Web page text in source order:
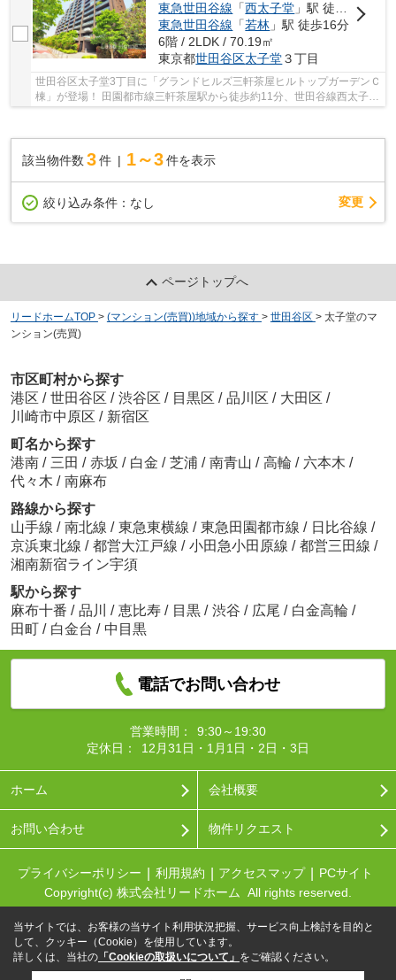
東急世田谷線 「西太子堂 」駅 徒歩13分
東急世田谷線 「若林 」駅 徒歩16分
6階 / 2LDK / 70.19㎡
東京都世田谷区太子堂３丁目
世田谷区太子堂3丁目に「グランドヒルズ三軒茶屋ヒルトップガーデンＣ
棟」が登場！ 田園都市線三軒茶屋駅から徒歩約11分、世田谷線西太子堂
該当物件数 3件 1～3 件を表示
絞り込み条件： なし 変更
ページトップへ
リードホームTOP > (マンション(売買))地域から探す > 世田谷区 > 太子堂のマ
ンション(売買)
市区町村から探す
港区 / 世田谷区 / 渋谷区 / 目黒区 / 品川区 / 大田区 /
川崎市中原区 / 新宿区
町名から探す
港南 / 三田 / 赤坂 / 白金 / 芝浦 / 南青山 / 高輪 / 六本木 /
代々木 / 南麻布
路線から探す
山手線 / 南北線 / 東急東横線 / 東急田園都市線 / 日比谷線 /
京浜東北線 / 都営大江戸線 / 小田急小田原線 / 都営三田線 /
湘南新宿ライン宇須
駅から探す
麻布十番 / 品川 / 恵比寿 / 目黒 / 渋谷 / 広尾 / 白金高輪 /
田町 / 白金台 / 中目黒
電話でお問い合わせ
営業時間：
9:30～19:30
定休日：
12月31日・1月1日・2日・3日
ホーム 会社概要
お問い合わせ 物件リクエスト
プライバシーポリシー 利用規約 アクセスマップ
PCサイト
Copyright(c) 株式会社リードホーム All rights reserved.
当サイトでは、お客様の当サイト利用状況把握、サービス向上検討を目的と
して、クッキー（Cookie）を使用しています。
詳しくは、当社の 「Cookieの取扱いについて」 をご確認ください。